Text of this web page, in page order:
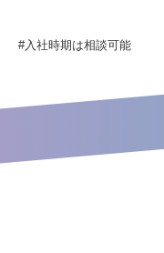
#入社時期は相談可能